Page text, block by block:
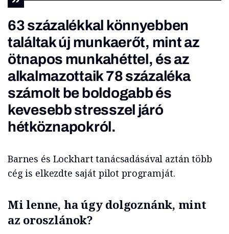
63 százalékkal könnyebben
találtak új munkaerőt, mint az
ötnapos munkahéttel, és az
alkalmazottaik 78 százaléka
számolt be boldogabb és
kevesebb stresszel járó
hétköznapokról.
Barnes és Lockhart tanácsadásával aztán több
cég is elkezdte saját pilot programját.
Mi lenne, ha úgy dolgoznánk, mint
az oroszlánok?